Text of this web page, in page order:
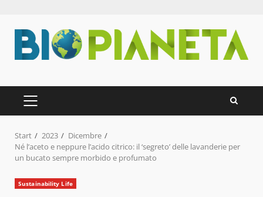
Inhalt
springen
PRIMÄRES
MENÜ
Start 2023
Dicembre
Né l’aceto e neppure l’acido citrico: il ‘segreto’ delle lavanderie per
un bucato sempre morbido e profumato
Sustainability Life